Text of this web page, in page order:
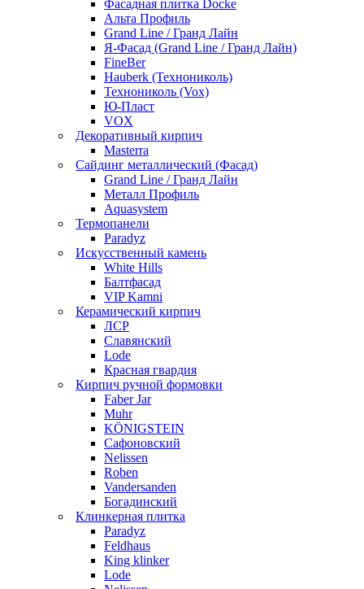
Фасадная плитка Docke
Альта Профиль
Grand Line / Гранд Лайн
Я-Фасад (Grand Line / Гранд Лайн)
FineBer
Hauberk (Технониколь)
Технониколь (Vox)
Ю-Пласт
VOX
Декоративный кирпич
Masterra
Сайдинг металлический (Фасад)
Grand Line / Гранд Лайн
Металл Профиль
Aquasystem
Термопанели
Paradyz
Искусственный камень
White Hills
Балтфасад
VIP Kamni
Керамический кирпич
ЛСР
Славянский
Lode
Красная гвардия
Кирпич ручной формовки
Faber Jar
Muhr
KÖNIGSTEIN
Сафоновский
Nelissen
Roben
Vandersanden
Богадинский
Клинкерная плитка
Paradyz
Feldhaus
King klinker
Lode